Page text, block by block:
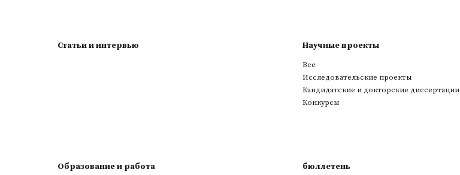
Статьи и интервью Научные проекты
Все
Исследовательские проекты
Кандидатские и докторские диссертации
Конкурсы
Образование и работа бюллетень